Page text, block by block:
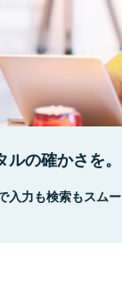
の確かさを。
入力も検索もスムー